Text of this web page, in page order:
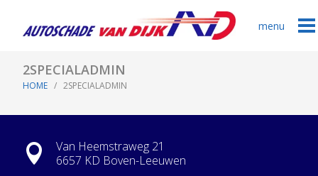
menu
2SPECIALADMIN
HOME / 2SPECIALADMIN

Van Heemstraweg 21
6657 KD Boven-Leeuwen